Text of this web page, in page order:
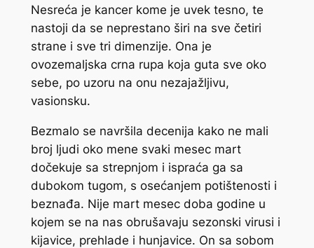
Nesreća je kancer kome je uvek tesno, te
nastoji da se neprestano širi na sve četiri
strane i sve tri dimenzije. Ona je
ovozemaljska crna rupa koja guta sve oko
sebe, po uzoru na onu nezajažljivu,
vasionsku.
Bezmalo se navršila decenija kako ne mali
broj ljudi oko mene svaki mesec mart
dočekuje sa strepnjom i ispraća ga sa
dubokom tugom, s osećanjem potištenosti i
beznađa. Nije mart mesec doba godine u
kojem se na nas obrušavaju sezonski virusi i
kijavice, prehlade i hunjavice. On sa sobom